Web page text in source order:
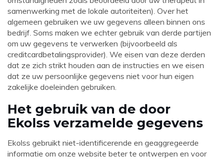
samenwerking met de lokale autoriteiten). Over het
algemeen gebruiken we uw gegevens alleen binnen ons
bedrijf. Soms maken we echter gebruik van derde partijen
om uw gegevens te verwerken (bijvoorbeeld als
creditcardbetalingsprovider). We eisen van deze derden
dat ze zich strikt houden aan de instructies en we eisen
dat ze uw persoonlijke gegevens niet voor hun eigen
zakelijke doeleinden gebruiken.
Het gebruik van de door
Ekolss verzamelde gegevens
Ekolss gebruikt niet-identificerende en geaggregeerde
informatie om onze website beter te ontwerpen en voor